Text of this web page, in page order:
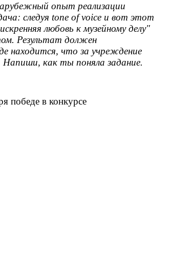
опыт реализации
следуя tone of voice и вот этот
любовь к музейному делу"
Результат должен
находится, что за учреждение
как ты поняла задание.
победе в конкурсе